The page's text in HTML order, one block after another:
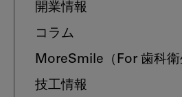
開業情報
コラム
MoreSmile （For 歯科衛
技工情報